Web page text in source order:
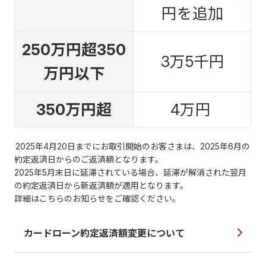
円を追加
250万円超350
万円以下
3万5千円
350万円超 4万円
2025年4月20日までにお取引開始のお客さまは、2025年6月の
約定返済日からのご返済額となります。
2025年5月末日に延滞されている場合、延滞が解消された翌月
の約定返済日から新返済額が適用となります。
詳細はこちらのお知らせをご確認ください。
カードローン約定返済額変更について